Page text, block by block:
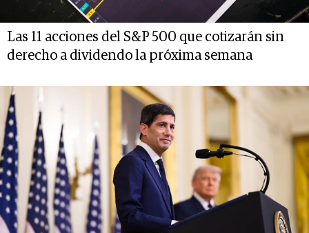
Las 11 acciones del S&P 500 que cotizarán sin
derecho a dividendo la próxima semana